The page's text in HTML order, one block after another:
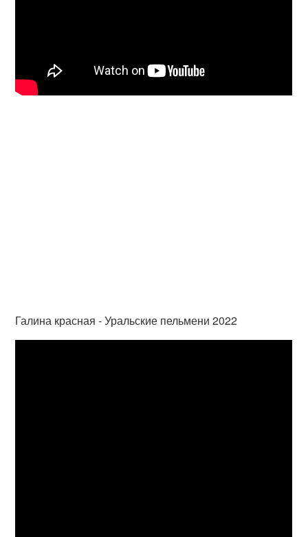
Галина красная - Уральские пельмени 2022